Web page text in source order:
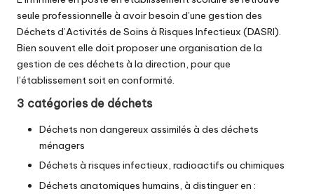
seule professionnelle à avoir besoin d’une gestion des
Déchets d’Activités de Soins à Risques Infectieux (DASRI).
Bien souvent elle doit proposer une organisation de la
gestion de ces déchets à la direction, pour que
l’établissement soit en conformité.
3 catégories de déchets
Déchets non dangereux assimilés à des déchets
ménagers
Déchets à risques infectieux, radioactifs ou chimiques
Déchets anatomiques humains, à distinguer en :